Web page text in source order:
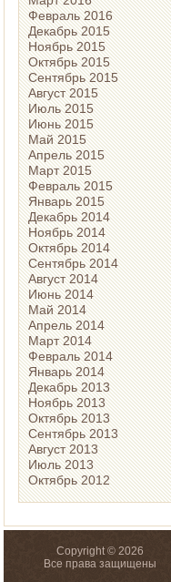
Февраль 2016
Декабрь 2015
Ноябрь 2015
Октябрь 2015
Сентябрь 2015
Август 2015
Июль 2015
Июнь 2015
Май 2015
Апрель 2015
Март 2015
Февраль 2015
Январь 2015
Декабрь 2014
Ноябрь 2014
Октябрь 2014
Сентябрь 2014
Август 2014
Июнь 2014
Май 2014
Апрель 2014
Март 2014
Февраль 2014
Январь 2014
Декабрь 2013
Ноябрь 2013
Октябрь 2013
Сентябрь 2013
Август 2013
Июль 2013
Октябрь 2012
Copyright © 2026
Все права защищены